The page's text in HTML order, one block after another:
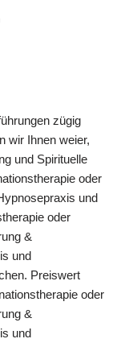
zügig
wir Ihnen weier,
und Spirituelle
oder
und
oder
&
und
Preiswert
oder
&
und